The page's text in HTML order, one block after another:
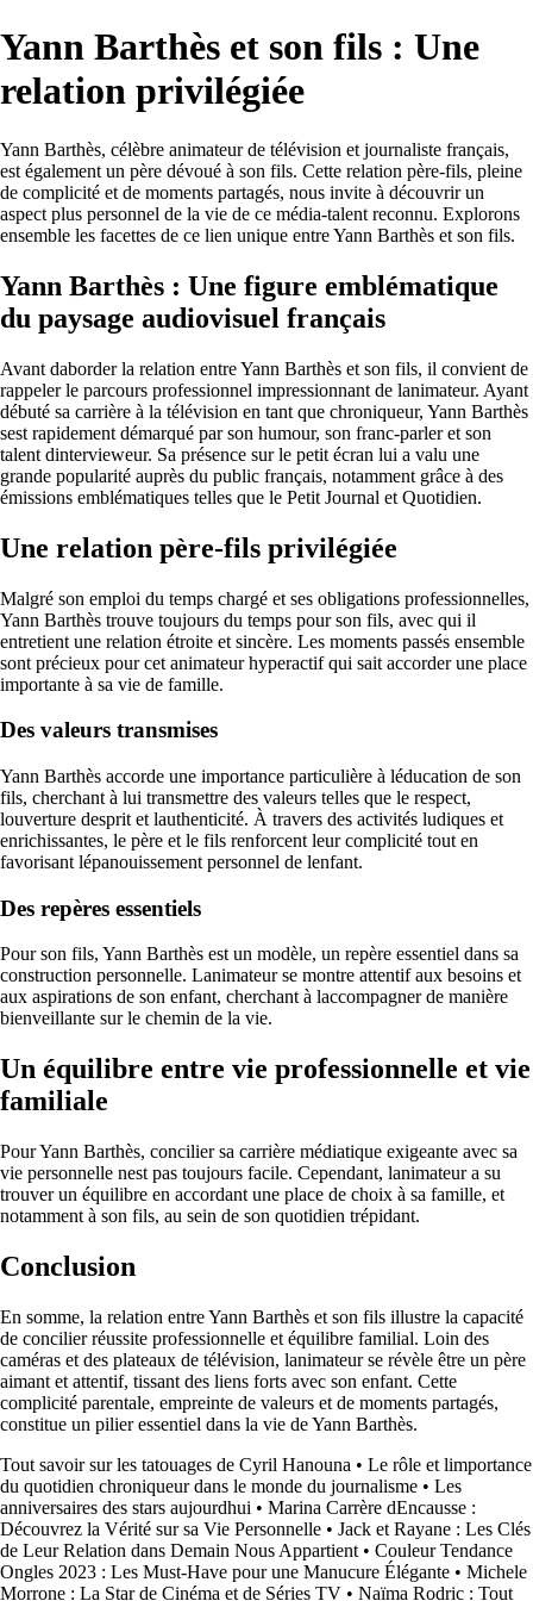
Yann Barthès et son fils : Une
relation privilégiée
Yann Barthès, célèbre animateur de télévision et journaliste français,
est également un père dévoué à son fils. Cette relation père-fils, pleine
de complicité et de moments partagés, nous invite à découvrir un
aspect plus personnel de la vie de ce média-talent reconnu. Explorons
ensemble les facettes de ce lien unique entre Yann Barthès et son fils.
Yann Barthès : Une figure emblématique
du paysage audiovisuel français
Avant daborder la relation entre Yann Barthès et son fils, il convient de
rappeler le parcours professionnel impressionnant de lanimateur. Ayant
débuté sa carrière à la télévision en tant que chroniqueur, Yann Barthès
sest rapidement démarqué par son humour, son franc-parler et son
talent dintervieweur. Sa présence sur le petit écran lui a valu une
grande popularité auprès du public français, notamment grâce à des
émissions emblématiques telles que le Petit Journal et Quotidien.
Une relation père-fils privilégiée
Malgré son emploi du temps chargé et ses obligations professionnelles,
Yann Barthès trouve toujours du temps pour son fils, avec qui il
entretient une relation étroite et sincère. Les moments passés ensemble
sont précieux pour cet animateur hyperactif qui sait accorder une place
importante à sa vie de famille.
Des valeurs transmises
Yann Barthès accorde une importance particulière à léducation de son
fils, cherchant à lui transmettre des valeurs telles que le respect,
louverture desprit et lauthenticité. À travers des activités ludiques et
enrichissantes, le père et le fils renforcent leur complicité tout en
favorisant lépanouissement personnel de lenfant.
Des repères essentiels
Pour son fils, Yann Barthès est un modèle, un repère essentiel dans sa
construction personnelle. Lanimateur se montre attentif aux besoins et
aux aspirations de son enfant, cherchant à laccompagner de manière
bienveillante sur le chemin de la vie.
Un équilibre entre vie professionnelle et vie
familiale
Pour Yann Barthès, concilier sa carrière médiatique exigeante avec sa
vie personnelle nest pas toujours facile. Cependant, lanimateur a su
trouver un équilibre en accordant une place de choix à sa famille, et
notamment à son fils, au sein de son quotidien trépidant.
Conclusion
En somme, la relation entre Yann Barthès et son fils illustre la capacité
de concilier réussite professionnelle et équilibre familial. Loin des
caméras et des plateaux de télévision, lanimateur se révèle être un père
aimant et attentif, tissant des liens forts avec son enfant. Cette
complicité parentale, empreinte de valeurs et de moments partagés,
constitue un pilier essentiel dans la vie de Yann Barthès.
Tout savoir sur les tatouages de Cyril Hanouna • Le rôle et limportance
du quotidien chroniqueur dans le monde du journalisme • Les
anniversaires des stars aujourdhui • Marina Carrère dEncausse :
Découvrez la Vérité sur sa Vie Personnelle • Jack et Rayane : Les Clés
de Leur Relation dans Demain Nous Appartient • Couleur Tendance
Ongles 2023 : Les Must-Have pour une Manucure Élégante • Michele
Morrone : La Star de Cinéma et de Séries TV • Naïma Rodric : Tout